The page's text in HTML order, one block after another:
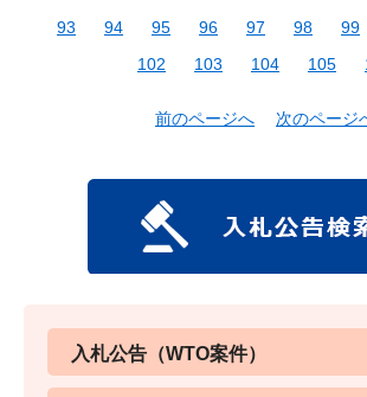
93
94 95 96 97 98 99
102
103 104 105
前のページへ 次のページ
入札公告（WTO案件）